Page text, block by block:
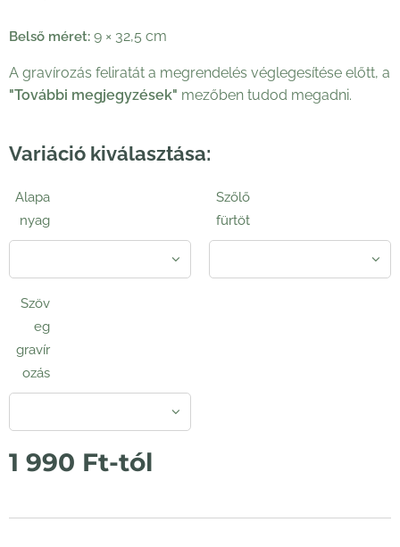
Belső méret: 9 × 32,5 cm
A gravírozás feliratát a megrendelés véglegesítése előtt, a
"További megjegyzések" mezőben tudod megadni.
Variáció kiválasztása:
Alapa
nyag
Szőlő
fürtöt
Szöv
eg
gravír
ozás
1 990 Ft-tól